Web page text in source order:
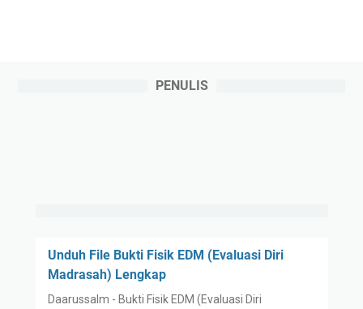
PENULIS
Unduh File Bukti Fisik EDM (Evaluasi Diri
Madrasah) Lengkap
Daarussalm - Bukti Fisik EDM (Evaluasi Diri